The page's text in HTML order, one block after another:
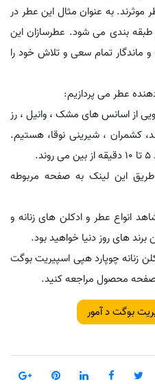
موثرند. به عنوان مثال این عطر در
بندی می شود. عطرسازان این
ماندگار تمام سعی و تلاش خود را
عطر می پردازیم:
از اسانس های مشک ، وانیل ، رز
کشمران ، شیرینی نوقا، هستیم.
این لینک به صفحه مربوطه
انواع عطر و ادکلن های زنانه و
برند های روز دنیا خواهید بود.
زنانه چوپارد هپی اسپیریت بوگت
صفحه محصول مراجعه کنید.
بوگت د آمور